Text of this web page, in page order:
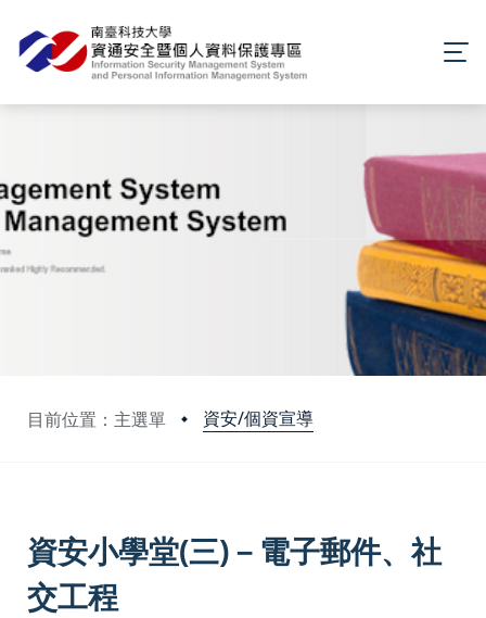
目前位置：主選單 資安/個資宣導
資安小學堂(三)－電子郵件、社
交工程